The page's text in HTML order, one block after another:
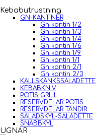
Kebabutrustning
GN-KANTINER
Gn kantin 1/2
Gn kantin 1/3
Gn kantin 1/4
Gn kantin 1/6
Gn kantin 1/9
Gn kantin 1/1
Gn kantin 2/1
Gn kantin 2/3
KALLSKÄNKSSALADETTE
KEBABKNIV
POTIS GRILL
RESERVDELAR POTIS
RESERVDELAR TANDIR
SALADSKYL-SALADETTE
SNABBKYL
UGNAR